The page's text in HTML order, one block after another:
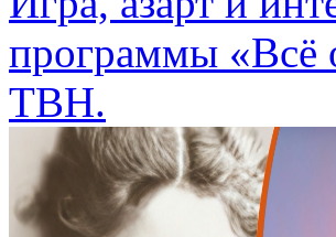
программы «Всё
ТВН.